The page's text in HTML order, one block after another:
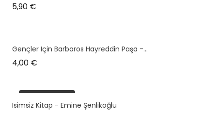
5,90 €
Gençler Için Barbaros Hayreddin Paşa -...
4,00 €
plus en stock
Isimsiz Kitap - Emine Şenlikoğlu